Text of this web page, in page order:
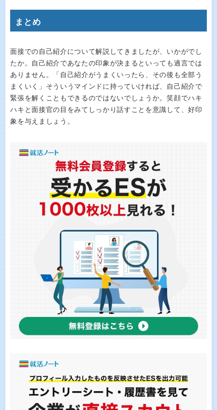
まとめ
面接での自己紹介について解説してきましたが、いかがでし
たか。自己紹介であなたの印象が決まるといっても過言では
ありません。「自己紹介がうまくいったら、その後も全部う
まくいく」そういうマインドに持っていければ、自己紹介で
緊張を解くこともできるのではないでしょうか。笑顔でハキ
ハキと面接官の目をみてしっかり話すことを意識して、好印
象を与えましょう。